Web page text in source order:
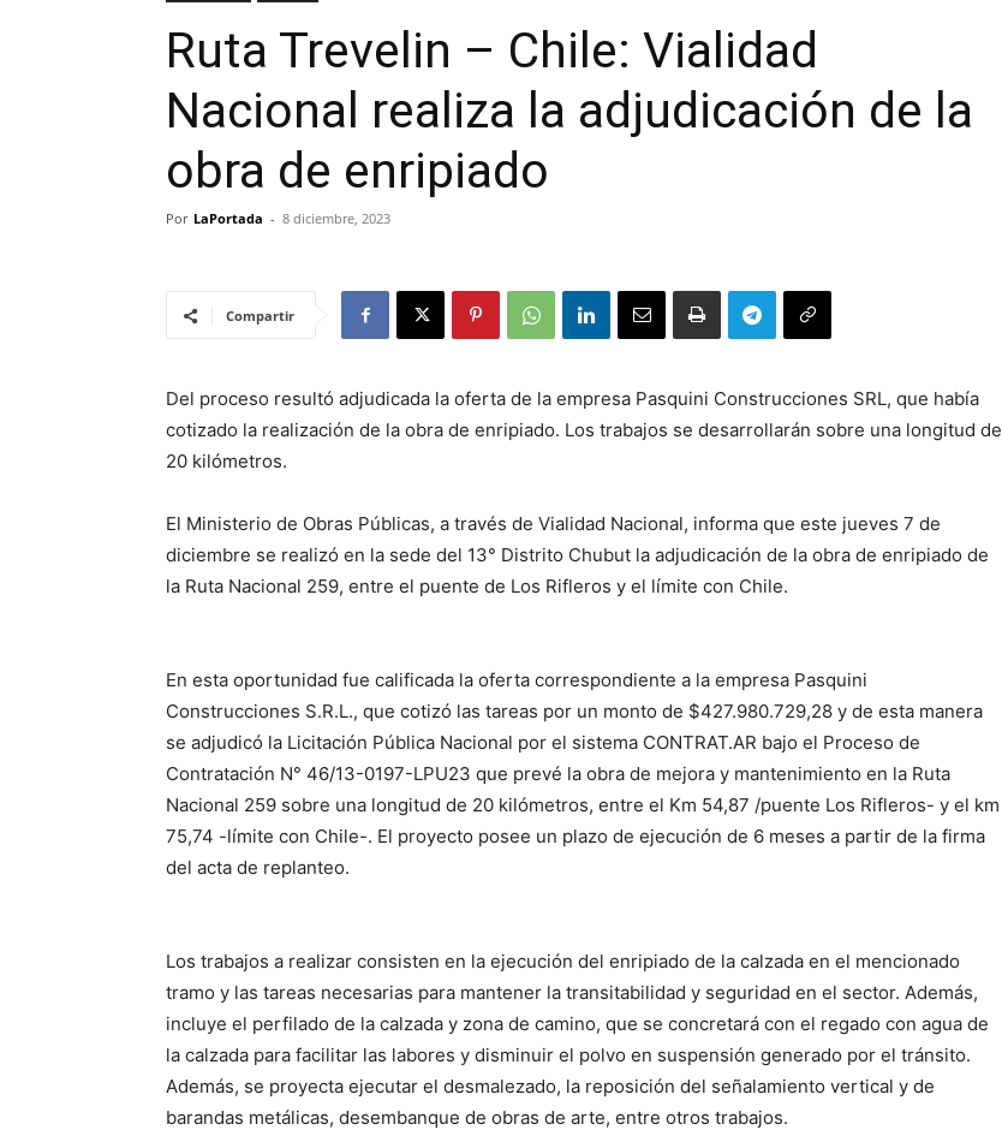
Ruta Trevelin – Chile: Vialidad
Nacional realiza la adjudicación de la
obra de enripiado
Por LaPortada - 8 diciembre, 2023
Compartir
Del proceso resultó adjudicada la oferta de la empresa Pasquini Construcciones SRL, que había
cotizado la realización de la obra de enripiado. Los trabajos se desarrollarán sobre una longitud de
20 kilómetros.
El Ministerio de Obras Públicas, a través de Vialidad Nacional, informa que este jueves 7 de
diciembre se realizó en la sede del 13° Distrito Chubut la adjudicación de la obra de enripiado de
la Ruta Nacional 259, entre el puente de Los Rifleros y el límite con Chile.
En esta oportunidad fue calificada la oferta correspondiente a la empresa Pasquini
Construcciones S.R.L., que cotizó las tareas por un monto de $427.980.729,28 y de esta manera
se adjudicó la Licitación Pública Nacional por el sistema CONTRAT.AR bajo el Proceso de
Contratación N° 46/13-0197-LPU23 que prevé la obra de mejora y mantenimiento en la Ruta
Nacional 259 sobre una longitud de 20 kilómetros, entre el Km 54,87 /puente Los Rifleros- y el km
75,74 -límite con Chile-. El proyecto posee un plazo de ejecución de 6 meses a partir de la firma
del acta de replanteo.
Los trabajos a realizar consisten en la ejecución del enripiado de la calzada en el mencionado
tramo y las tareas necesarias para mantener la transitabilidad y seguridad en el sector. Además,
incluye el perfilado de la calzada y zona de camino, que se concretará con el regado con agua de
la calzada para facilitar las labores y disminuir el polvo en suspensión generado por el tránsito.
Además, se proyecta ejecutar el desmalezado, la reposición del señalamiento vertical y de
barandas metálicas, desembanque de obras de arte, entre otros trabajos.